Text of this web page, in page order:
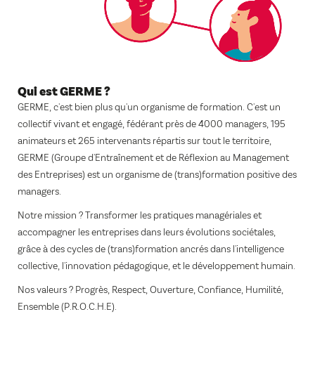
Qui est GERME ?
GERME, c'est bien plus qu'un organisme de formation. C'est un
collectif vivant et engagé, fédérant près de 4000 managers, 195
animateurs et 265 intervenants répartis sur tout le territoire,
GERME (Groupe d'Entraînement et de Réflexion au Management
des Entreprises) est un organisme de (trans)formation positive des
managers.
Notre mission ? Transformer les pratiques managériales et
accompagner les entreprises dans leurs évolutions sociétales,
grâce à des cycles de (trans)formation ancrés dans l'intelligence
collective, l'innovation pédagogique, et le développement humain.
Nos valeurs ? Progrès, Respect, Ouverture, Confiance, Humilité,
Ensemble (P.R.O.C.H.E).